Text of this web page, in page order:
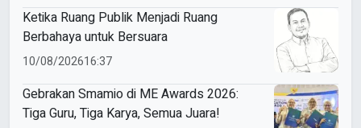
Ketika Ruang Publik Menjadi Ruang
Berbahaya untuk Bersuara
10/08/202616:37
Gebrakan Smamio di ME Awards 2026:
Tiga Guru, Tiga Karya, Semua Juara!